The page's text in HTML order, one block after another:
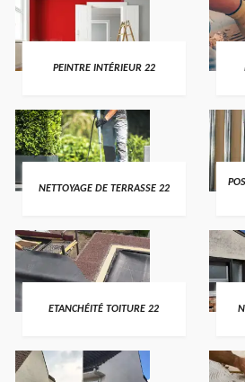
PEINTRE INTÉRIEUR 22
NETTOYAGE DE TERRASSE 22
ETANCHÉITÉ TOITURE 22